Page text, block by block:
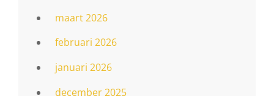
maart 2026
februari 2026
januari 2026
december 2025